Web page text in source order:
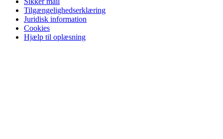
Tilgængelighedserklæring
Juridisk information
Cookies
Hjælp til oplæsning